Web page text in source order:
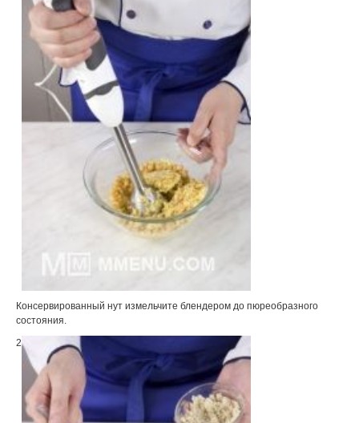
Консервированный нут измельчите блендером до пюреобразного
состояния.
2